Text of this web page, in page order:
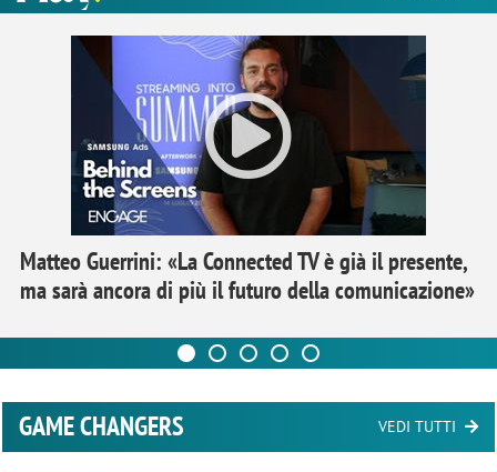
Matteo Guerrini: «La Connected TV è già il presente,
ma sarà ancora di più il futuro della comunicazione»
GAME CHANGERS VEDI TUTTI